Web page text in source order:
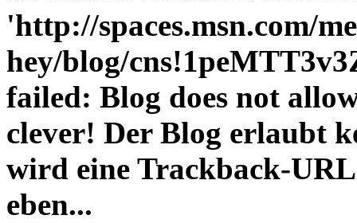
'http://spaces.msn.com/
hey/blog/
failed: Blog does not
clever! Der Blog erlaubt
wird eine Trackback-
eben...